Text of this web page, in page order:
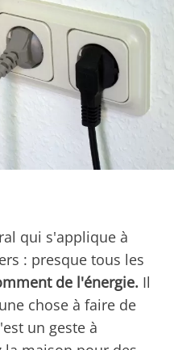
qui s'applique à
: presque tous les
de l'énergie. Il
chose à faire de
un geste à